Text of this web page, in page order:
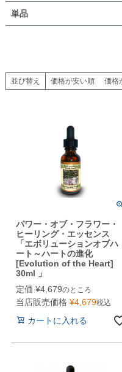
単品
並び替え 価格が安い順 価格
パワー・オブ・フラワー・
ヒーリング・エッセンス
「エボリューションオブハ
ート～ハートの進化
[Evolution of the Heart]
30ml 」
定価 ¥4,679のところ
当店販売価格 ¥4,679税込
カートに入れる